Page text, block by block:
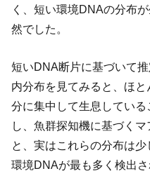
く、短い環境DNAの分布
然でした。
短いDNA断片に基づいて
内分布を見てみると、ほ
分に集中して生息してい
し、魚群探知機に基づく
と、実はこれらの分布は
環境DNAが最も多く検出